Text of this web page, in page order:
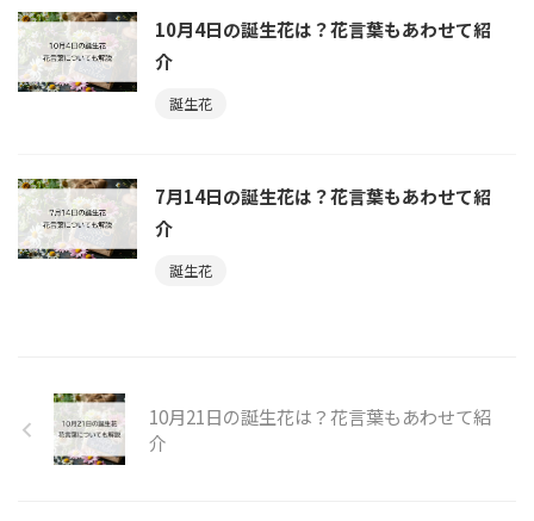
10月4日の誕生花は？花言葉もあわせて紹
介
誕生花
7月14日の誕生花は？花言葉もあわせて紹
介
誕生花
10月21日の誕生花は？花言葉もあわせて紹
介